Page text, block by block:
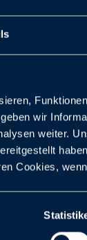
wir
weiter.
Cookies,